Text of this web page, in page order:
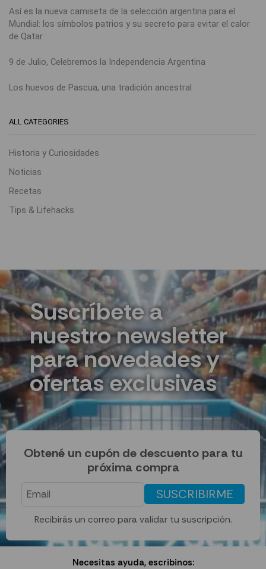
Así es la nueva camiseta de la selección argentina para el
Mundial: los símbolos patrios y su secreto para evitar el calor
de Qatar
9 de Julio, Celebremos la Independencia Argentina
Los huevos de Pascua, una tradición ancestral
ALL CATEGORIES
Historia y Curiosidades
Noticias
Recetas
Tips & Lifehacks
Suscríbete a
nuestro newsletter
para novedades y
ofertas exclusivas
Obtené un cupón de descuento para tu
próxima compra
SUSCRIBIRME
Recibirás un correo para validar tu suscripción.
Necesitas ayuda, escribinos: